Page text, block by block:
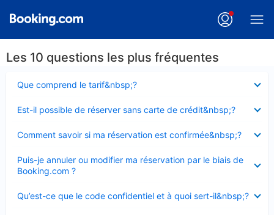
Les 10 questions les plus fréquentes
Que comprend le tarif&nbsp;?
fermé
Est-il possible de réserver sans carte de crédit&nbsp;?
fermé
Comment savoir si ma réservation est confirmée&nbsp;?
fermé
Puis-je annuler ou modifier ma réservation par le biais de
Booking.com ?
fermé
Qu’est-ce que le code confidentiel et à quoi sert-il&nbsp;?
fermé